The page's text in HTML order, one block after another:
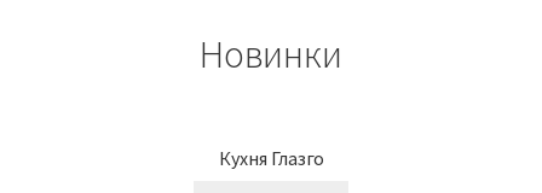
Новинки
Кухня Глазго